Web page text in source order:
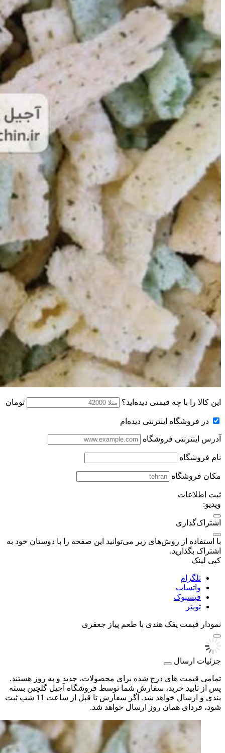
این کالا را با چه قیمتی دیده‌اید؟ تومان
در فروشگاه اینترنتی دیده‌ام
آدرس اینترنتی فروشگاه
نام فروشگاه
مکان فروشگاه
ثبت اطلاعات
ویدیو:
اشتراک‌گذاری
با استفاده از روش‌های زیر می‌توانید این صفحه را با دوستان خود به
اشتراک بگذارید.
کپی لینک
تلگرام
واتساپ
فیسبوک
تویتر
نمودار قیمت پفک هندی با طعم پیاز جعفری
جزئیات ارسال
تمامی قیمت های درج شده برای محصولات، جدید و به روز هستند.
پس از تایید خرید، سفارش شما توسط فروشگاه آجیل گلچین بسته
بندی و ارسال خواهد شد. اگر سفارش تا قبل از ساعت 11 شب ثبت
شود، فردای همان روز ارسال خواهد شد.